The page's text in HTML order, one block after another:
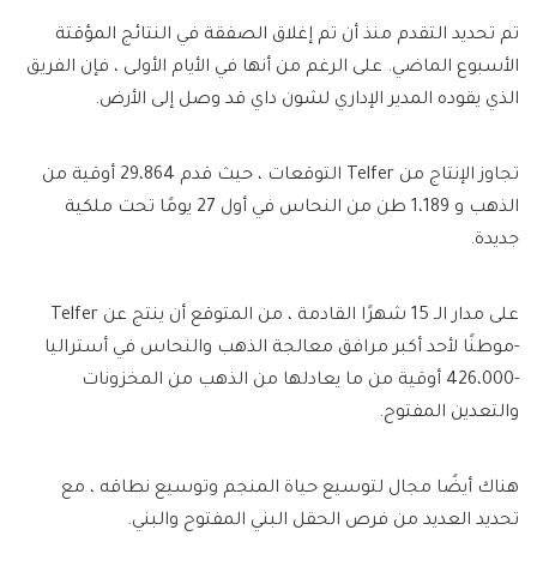
تم تحديد التقدم منذ أن تم إغلاق الصفقة في النتائج المؤقتة
الأسبوع الماضي. على الرغم من أنها في الأيام الأولى ، فإن الفريق
الذي يقوده المدير الإداري لشون داي قد وصل إلى الأرض.
تجاوز الإنتاج من Telfer التوقعات ، حيث قدم 29،864 أوقية من
الذهب و 1،189 طن من النحاس في أول 27 يومًا تحت ملكية
جديدة.
على مدار الـ 15 شهرًا القادمة ، من المتوقع أن ينتج عن Telfer
-موطنًا لأحد أكبر مرافق معالجة الذهب والنحاس في أستراليا
-426،000 أوقية من ما يعادلها من الذهب من المخزونات
والتعدين المفتوح.
هناك أيضًا مجال لتوسيع حياة المنجم وتوسيع نطاقه ، مع
تحديد العديد من فرص الحقل البني المفتوح والبني.